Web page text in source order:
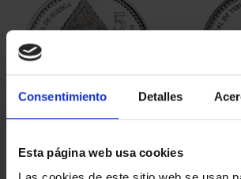
Consentimiento Detalles
Esta página web usa cookies
- HUESCA
73,00 €